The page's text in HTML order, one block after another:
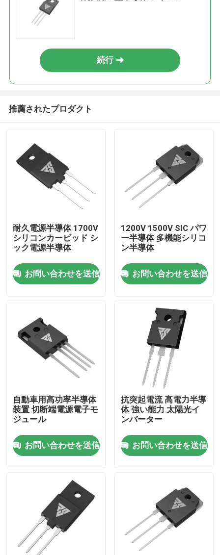
家へ
わたしたち に つい て
工場 ツアー
品質管理
連絡 ください
ニュース
引金 を 求め て ください
高い発電MOSFET
炭化ケイ素MOSFET
続行
推薦されたプロダクト
耐久電源半導体 1700V
シリコンカービッド シ
ック電源半導体
お問い合わせを送信
1200V 1500V SIC パワ
ー半導体 多機能シリコ
ン半導体
お問い合わせを送信
自動車用高功率半導体
装置 切断端電源電子モ
ジュール
お問い合わせを送信
抗突起電流 高電力半導
体 強い能力 太陽光イ
ンバーター
お問い合わせを送信